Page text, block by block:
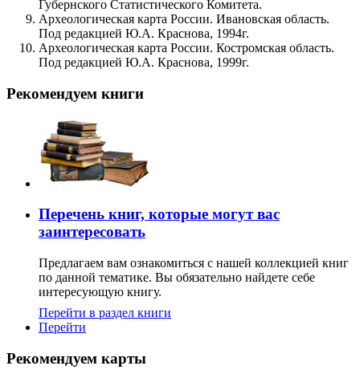
Губернского Статистического Комитета.
Археологическая карта России. Ивановская область.
Под редакцией Ю.А. Краснова, 1994г.
Археологическая карта России. Костромская область.
Под редакцией Ю.А. Краснова, 1999г.
Рекомендуем книги
Перечень книг, которые могут вас
заинтересовать
Предлагаем вам ознакомиться с нашей коллекцией книг
по данной тематике. Вы обязательно найдете себе
интересующую книгу.
Перейти в раздел книги
Перейти
Рекомендуем карты